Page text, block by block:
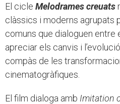
El cicle Melodrames creuats
clàssics i moderns agrupats
comuns que dialoguen entre
apreciar els canvis i
compàs de les
cinematogràfiques.
El film dialoga amb Imitation